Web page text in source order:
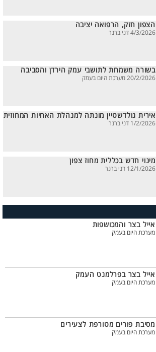
הצפון חזק, הרפואה יציבה
4/3/2026 דני ברנר
בשורה משמחת לתושבי עמק הירדן והסביבה
20/2/2026 מערכת היום בעמק
אירית גולדשטיין מונתה למנהלת האחיות המחוזית
1/2/2026 דני ברנר
מינוי חדש בכללית מחוז צפון
12/1/2026 דני ברנר
אייל בצר והמכושפות
מערכת היום בעמק
אייל בצר בפרלמנט העמק
מערכת היום בעמק
מסיבת פורים מטורפת לצעירים
מערכת היום בעמק